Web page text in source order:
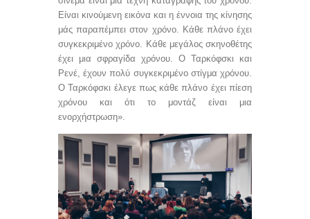
Είναι κινούμενη εικόνα και η έννοια της κίνησης
μάς παραπέμπει στον χρόνο. Κάθε πλάνο έχει
συγκεκριμένο χρόνο. Κάθε μεγάλος σκηνοθέτης
έχει μια σφραγίδα χρόνου. Ο Ταρκόφσκι και
Ρενέ, έχουν πολύ συγκεκριμένο στίγμα χρόνου.
Ο Ταρκόφσκι έλεγε πως κάθε πλάνο έχει πίεση
χρόνου και ότι το μοντάζ είναι μια
ενορχήστρωση».